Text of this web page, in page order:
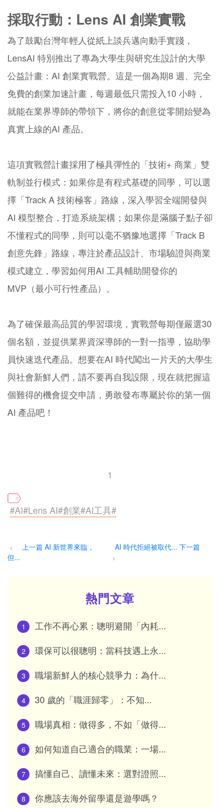
採取行動：Lens AI 創業實戰
為了鼓勵台灣年輕人從紙上談兵邁向動手實踐，
LensAI 特別推出了專為大學生與研究生設計的大學
公益計畫：AI 創業實戰營。這是一個為期8 週、完全
免費的創業加速計畫，每週最低只需投入10 小時，
就能在業界導師的帶領下，將你的創意從零開始變為
真實上線的AI 產品。
這項實戰營計畫採用了極具彈性的「技術+ 商業」雙
軌制並行模式：如果你是有程式基礎的同學，可以選
擇「Track A 技術極客」路線，深入學習全端開發與
AI 模型整合，打造系統架構；如果你是滿腦子點子卻
不懂程式的同學，則可以毫不猶豫地選擇「Track B
創意先鋒」路線，專注於產品設計、市場驗證與商業
模式建立，學習如何用AI 工具輔助開發你的
MVP（最小可行性產品）。
為了確保最高品質的學習環境，實戰營每期僅嚴選30
個名額，並提供業界資深導師的一對一指導，協助學
員快速迭代產品。想要在AI 時代闖出一片天的大學生
與社會新鮮人們，請不要再自我設限，現在就把握這
個難得的機會提交申請，勇敢發布專屬於你的第一個
AI 產品吧！
1
#AI#Lens AI#創業#AI工具#
<
上一篇 AI 新世界來臨，
但...
AI 時代拒絕被取代... 下一篇
>
熱門文章
1 工作不再心累：聰明避開「內耗...
2 環保可以很聰明：當科技遇上永...
3 職場新鮮人的核心競爭力：為什...
4 30 歲的「職涯歸零」：不知...
5 職場真相：做得多，不如「做得...
6 如何知道自己適合的職業：一場...
7 搞懂自己、讀懂未來：選對證照...
8 你應該去海外留學還是遊學嗎？